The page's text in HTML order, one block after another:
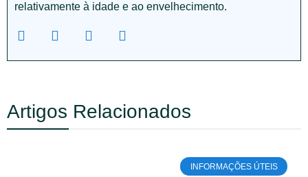
relativamente à idade e ao envelhecimento.
Artigos Relacionados
INFORMAÇÕES ÚTEIS